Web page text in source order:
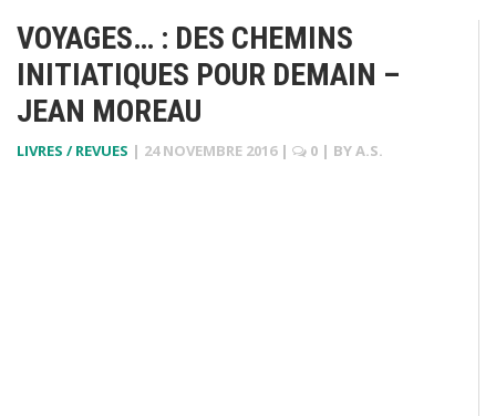
VOYAGES… : DES CHEMINS
INITIATIQUES POUR DEMAIN –
JEAN MOREAU
LIVRES / REVUES | 24 NOVEMBRE 2016 | 0 | BYA.S.